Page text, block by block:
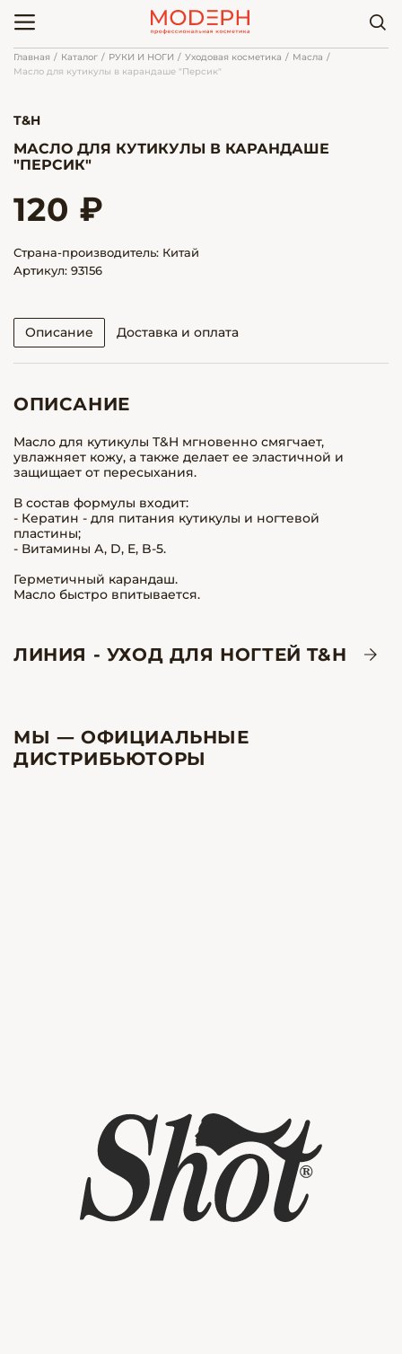
Главная Каталог РУКИ И НОГИ Уходовая косметика
Масла
Масло для кутикулы в карандаше "Персик"
T&H
МАСЛО ДЛЯ КУТИКУЛЫ В КАРАНДАШЕ
"ПЕРСИК"
120 ₽
Страна-производитель: Китай
Артикул: 93156
Описание Доставка и оплата
ОПИСАНИЕ
Масло для кутикулы T&H мгновенно смягчает,
увлажняет кожу, а также делает ее эластичной и
защищает от пересыхания.
В состав формулы входит:
- Кератин - для питания кутикулы и ногтевой
пластины;
- Витамины А, D, E, B-5.
Герметичный карандаш.
Масло быстро впитывается.
ЛИНИЯ - УХОД ДЛЯ НОГТЕЙ T&H
МЫ — ОФИЦИАЛЬНЫЕ
ДИСТРИБЬЮТОРЫ